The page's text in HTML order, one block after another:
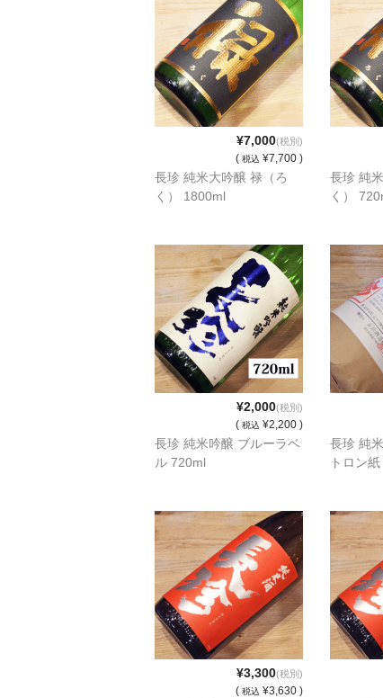
¥7,000(税別)
( 税込 ¥7,700 )
長珍 純米大吟醸 禄（ろ
く） 1800ml
長珍 純
く）
¥2,000(税別)
( 税込 ¥2,200 )
長珍 純米吟醸 ブルーラベ
ル 720ml
長珍 純
トロン
¥3,300(税別)
( 税込 ¥3,630 )